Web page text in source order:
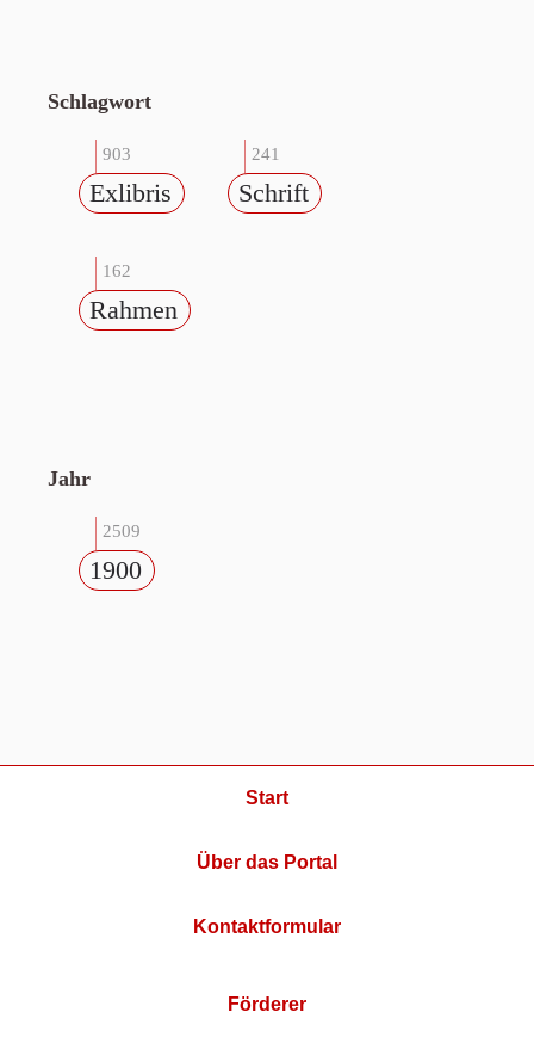
Schlagwort
903
Exlibris
241
Schrift
162
Rahmen
Jahr
2509
1900
Start
Über das Portal
Kontaktformular
Förderer